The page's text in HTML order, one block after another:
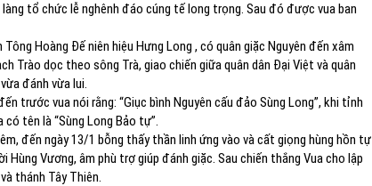
tổ chức lễ nghênh đáo cúng tế long trọng. Sau đó được vua ban
Hoàng Đế niên hiệu Hưng Long , có quân giặc Nguyên đến xâm
dọc theo sông Trà, giao chiến giữa quân dân Đại Việt và quân
đánh vừa lui.
trước vua nói rằng: “Giục bình Nguyên cấu đảo Sùng Long”, khi tỉnh
tên là “Sùng Long Bảo tự”.
đến ngày 13/1 bỗng thấy thần linh ứng vào và cất giọng hùng hồn tự
Vương, âm phù trợ giúp đánh giặc. Sau chiến thắng Vua cho lập
thánh Tây Thiên.